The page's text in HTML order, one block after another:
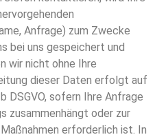
Anfrage) zum Zwecke
bei uns gespeichert und
wir nicht ohne Ihre
dieser Daten erfolgt auf
DSGVO, sofern Ihre Anfrage
zusammenhängt oder zur
erforderlich ist. In